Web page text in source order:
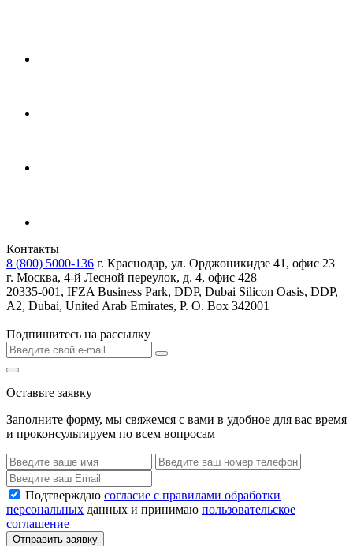
Контакты
8 (800) 5000-136 г. Краснодар, ул. Орджоникидзе 41, офис 23
г. Москва, 4-й Лесной переулок, д. 4, офис 428
20335-001, IFZA Business Park, DDP, Dubai Silicon Oasis, DDP,
A2, Dubai, United Arab Emirates, P. O. Box 342001
Подпишитесь на рассылку
Оставьте заявку
Заполните форму, мы свяжемся с вами в удобное для вас время
и проконсультируем по всем вопросам
Подтверждаю согласие с правилами обработки
персональных данных и принимаю пользовательское
соглашение
Отправить заявку